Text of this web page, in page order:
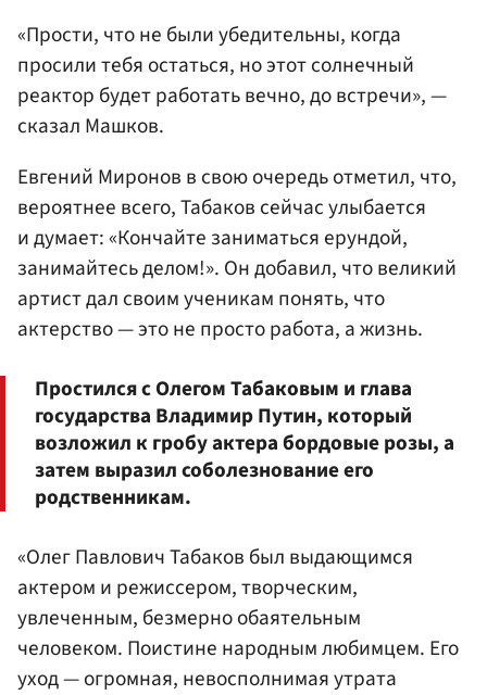
«Прости, что не были убедительны, когда
просили тебя остаться, но этот солнечный
реактор будет работать вечно, до встречи», —
сказал Машков.
Евгений Миронов в свою очередь отметил, что,
вероятнее всего, Табаков сейчас улыбается
и думает: «Кончайте заниматься ерундой,
занимайтесь делом!». Он добавил, что великий
артист дал своим ученикам понять, что
актерство — это не просто работа, а жизнь.
Простился с Олегом Табаковым и глава
государства Владимир Путин, который
возложил к гробу актера бордовые розы, а
затем выразил соболезнование его
родственникам.
«Олег Павлович Табаков был выдающимся
актером и режиссером, творческим,
увлеченным, безмерно обаятельным
человеком. Поистине народным любимцем. Его
уход — огромная, невосполнимая утрата